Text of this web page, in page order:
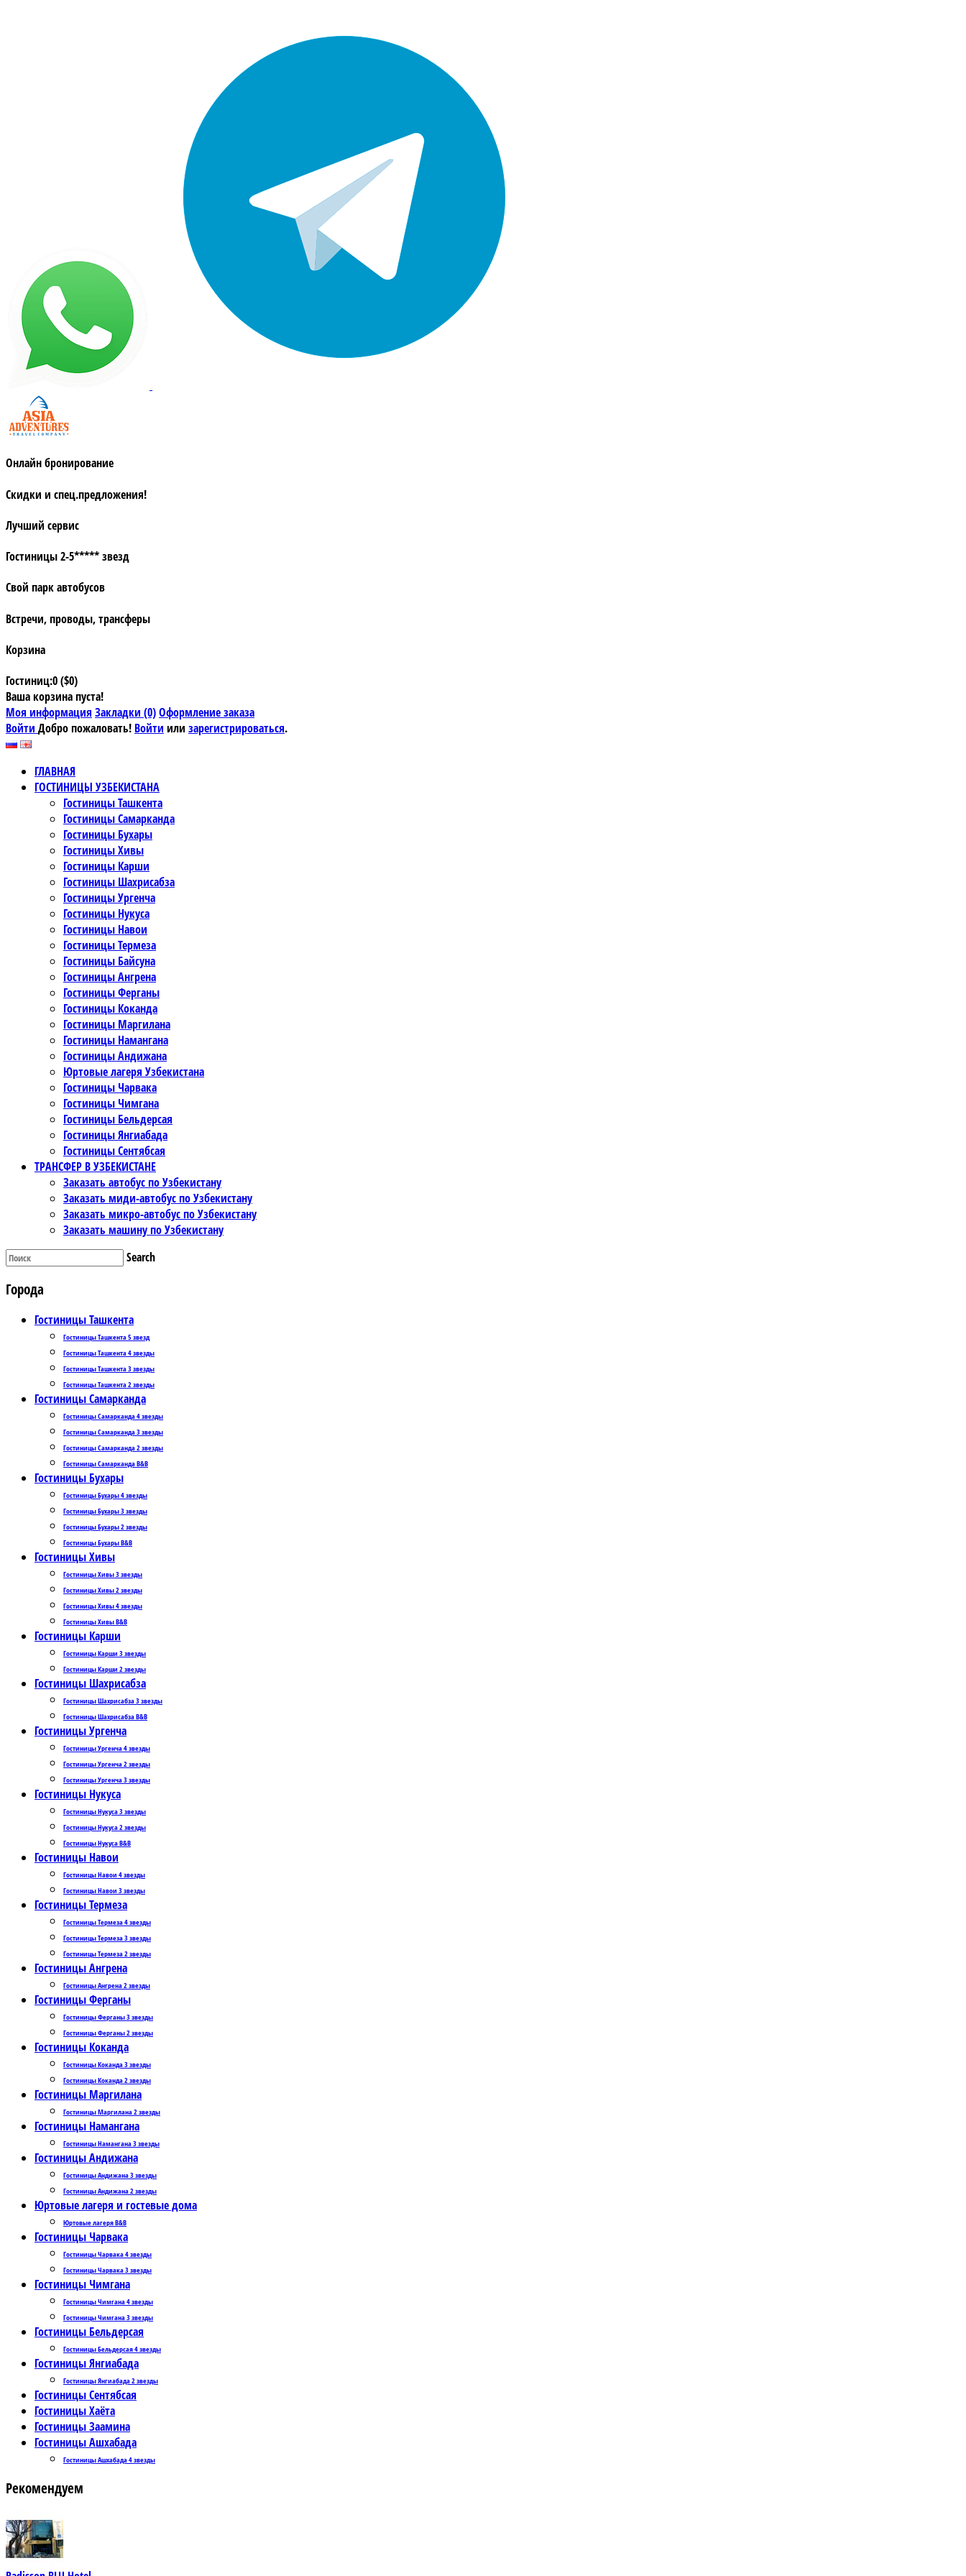
Онлайн бронирование
Скидки и спец.предложения!
Лучший сервис
Гостиницы 2-5***** звезд
Свой парк автобусов
Встречи, проводы, трансферы
Корзина
Гостиниц:0 ($0)
Ваша корзина пуста!
Моя информация Закладки (0)Оформление заказа
Войти Добро пожаловать! Войти или зарегистрироваться.
ГЛАВНАЯ
ГОСТИНИЦЫ УЗБЕКИСТАНА
Гостиницы Ташкента
Гостиницы Самарканда
Гостиницы Бухары
Гостиницы Хивы
Гостиницы Карши
Гостиницы Шахрисабза
Гостиницы Ургенча
Гостиницы Нукуса
Гостиницы Навои
Гостиницы Термеза
Гостиницы Байсуна
Гостиницы Ангрена
Гостиницы Ферганы
Гостиницы Коканда
Гостиницы Маргилана
Гостиницы Намангана
Гостиницы Андижана
Юртовые лагеря Узбекистана
Гостиницы Чарвака
Гостиницы Чимгана
Гостиницы Бельдерсая
Гостиницы Янгиабада
Гостиницы Сентябсая
ТРАНСФЕР В УЗБЕКИСТАНЕ
Заказать автобус по Узбекистану
Заказать миди-автобус по Узбекистану
Заказать микро-автобус по Узбекистану
Заказать машину по Узбекистану
Search
Города
Гостиницы Ташкента
Гостиницы Ташкента 5 звезд
Гостиницы Ташкента 4 звезды
Гостиницы Ташкента 3 звезды
Гостиницы Ташкента 2 звезды
Гостиницы Самарканда
Гостиницы Самарканда 4 звезды
Гостиницы Самарканда 3 звезды
Гостиницы Самарканда 2 звезды
Гостиницы Самарканда B&B
Гостиницы Бухары
Гостиницы Бухары 4 звезды
Гостиницы Бухары 3 звезды
Гостиницы Бухары 2 звезды
Гостиницы Бухары B&B
Гостиницы Хивы
Гостиницы Хивы 3 звезды
Гостиницы Хивы 2 звезды
Гостиницы Хивы 4 звезды
Гостиницы Хивы B&B
Гостиницы Карши
Гостиницы Карши 3 звезды
Гостиницы Карши 2 звезды
Гостиницы Шахрисабза
Гостиницы Шахрисабза 3 звезды
Гостиницы Шахрисабза B&B
Гостиницы Ургенча
Гостиницы Ургенча 4 звезды
Гостиницы Ургенча 2 звезды
Гостиницы Ургенча 3 звезды
Гостиницы Нукуса
Гостиницы Нукуса 3 звезды
Гостиницы Нукуса 2 звезды
Гостиницы Нукуса B&B
Гостиницы Навои
Гостиницы Навои 4 звезды
Гостиницы Навои 3 звезды
Гостиницы Термеза
Гостиницы Термеза 4 звезды
Гостиницы Термеза 3 звезды
Гостиницы Термеза 2 звезды
Гостиницы Ангрена
Гостиницы Ангрена 2 звезды
Гостиницы Ферганы
Гостиницы Ферганы 3 звезды
Гостиницы Ферганы 2 звезды
Гостиницы Коканда
Гостиницы Коканда 3 звезды
Гостиницы Коканда 2 звезды
Гостиницы Маргилана
Гостиницы Маргилана 2 звезды
Гостиницы Намангана
Гостиницы Намангана 3 звезды
Гостиницы Андижана
Гостиницы Андижана 3 звезды
Гостиницы Андижана 2 звезды
Юртовые лагеря и гостевые дома
Юртовые лагеря B&B
Гостиницы Чарвака
Гостиницы Чарвака 4 звезды
Гостиницы Чарвака 3 звезды
Гостиницы Чимгана
Гостиницы Чимгана 4 звезды
Гостиницы Чимгана 3 звезды
Гостиницы Бельдерсая
Гостиницы Бельдерсая 4 звезды
Гостиницы Янгиабада
Гостиницы Янгиабада 2 звезды
Гостиницы Сентябсая
Гостиницы Хаёта
Гостиницы Заамина
Гостиницы Ашхабада
Гостиницы Ашхабада 4 звезды
Рекомендуем